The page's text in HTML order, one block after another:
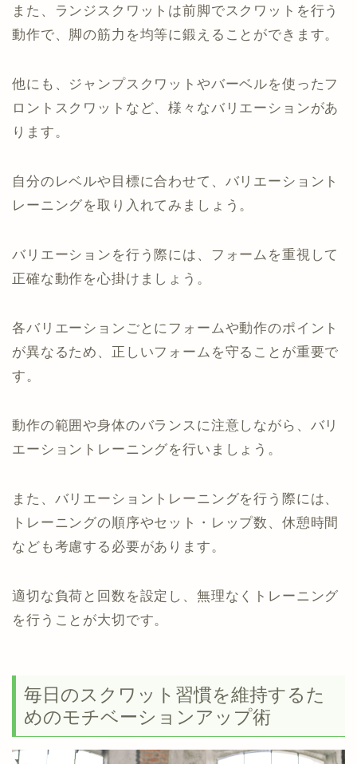
また、ランジスクワットは前脚でスクワットを行う
動作で、脚の筋力を均等に鍛えることができます。
他にも、ジャンプスクワットやバーベルを使ったフ
ロントスクワットなど、様々なバリエーションがあ
ります。
自分のレベルや目標に合わせて、バリエーショント
レーニングを取り入れてみましょう。
バリエーションを行う際には、フォームを重視して
正確な動作を心掛けましょう。
各バリエーションごとにフォームや動作のポイント
が異なるため、正しいフォームを守ることが重要で
す。
動作の範囲や身体のバランスに注意しながら、バリ
エーショントレーニングを行いましょう。
また、バリエーショントレーニングを行う際には、
トレーニングの順序やセット・レップ数、休憩時間
なども考慮する必要があります。
適切な負荷と回数を設定し、無理なくトレーニング
を行うことが大切です。
毎日のスクワット習慣を維持するた
めのモチベーションアップ術